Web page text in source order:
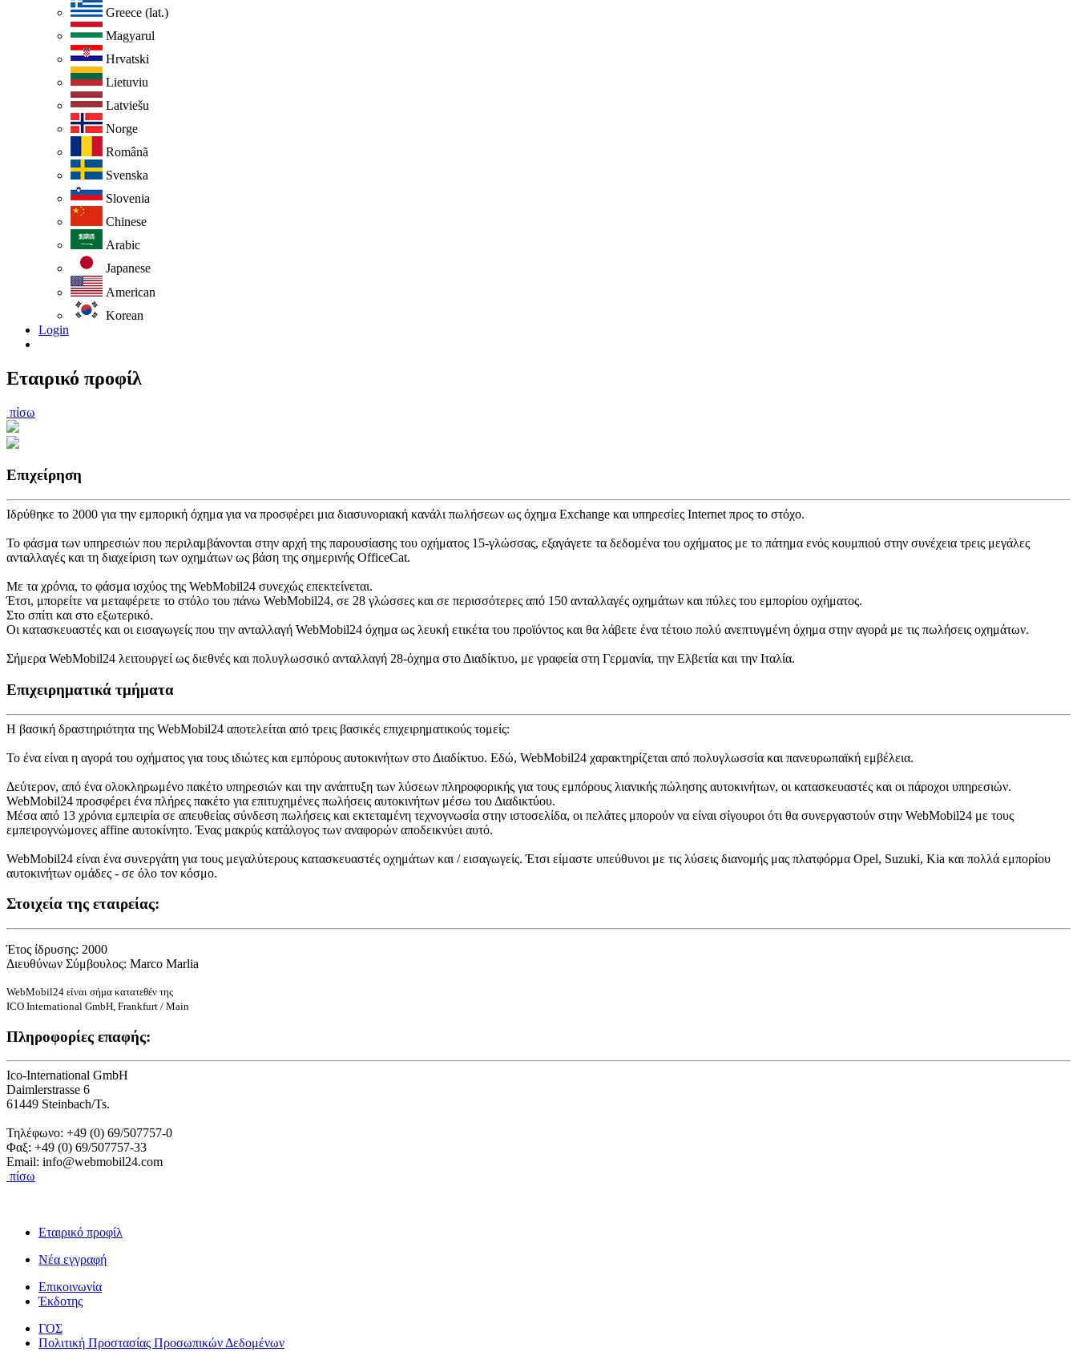
Greece (lat.)
Magyarul
Hrvatski
Lietuviu
Latviešu
Norge
Românã
Svenska
Slovenia
Chinese
Arabic
Japanese
American
Korean
Login
Εταιρικό προφίλ
πίσω
Επιχείρηση
Ιδρύθηκε το 2000 για την εμπορική όχημα για να προσφέρει μια διασυνοριακή κανάλι πωλήσεων ως όχημα Exchange και υπηρεσίες Internet προς το στόχο.
Το φάσμα των υπηρεσιών που περιλαμβάνονται στην αρχή της παρουσίασης του οχήματος 15-γλώσσας, εξαγάγετε τα δεδομένα του οχήματος με το πάτημα ενός κουμπιού στην συνέχεια τρεις μεγάλες
ανταλλαγές και τη διαχείριση των οχημάτων ως βάση της σημερινής OfficeCat.
Με τα χρόνια, το φάσμα ισχύος της WebMobil24 συνεχώς επεκτείνεται.
Έτσι, μπορείτε να μεταφέρετε το στόλο του πάνω WebMobil24, σε 28 γλώσσες και σε περισσότερες από 150 ανταλλαγές οχημάτων και πύλες του εμπορίου οχήματος.
Στο σπίτι και στο εξωτερικό.
Οι κατασκευαστές και οι εισαγωγείς που την ανταλλαγή WebMobil24 όχημα ως λευκή ετικέτα του προϊόντος και θα λάβετε ένα τέτοιο πολύ ανεπτυγμένη όχημα στην αγορά με τις πωλήσεις οχημάτων.
Σήμερα WebMobil24 λειτουργεί ως διεθνές και πολυγλωσσικό ανταλλαγή 28-όχημα στο Διαδίκτυο, με γραφεία στη Γερμανία, την Ελβετία και την Ιταλία.
Επιχειρηματικά τμήματα
Η βασική δραστηριότητα της WebMobil24 αποτελείται από τρεις βασικές επιχειρηματικούς τομείς:
Το ένα είναι η αγορά του οχήματος για τους ιδιώτες και εμπόρους αυτοκινήτων στο Διαδίκτυο. Εδώ, WebMobil24 χαρακτηρίζεται από πολυγλωσσία και πανευρωπαϊκή εμβέλεια.
Δεύτερον, από ένα ολοκληρωμένο πακέτο υπηρεσιών και την ανάπτυξη των λύσεων πληροφορικής για τους εμπόρους λιανικής πώλησης αυτοκινήτων, οι κατασκευαστές και οι πάροχοι υπηρεσιών.
WebMobil24 προσφέρει ένα πλήρες πακέτο για επιτυχημένες πωλήσεις αυτοκινήτων μέσω του Διαδικτύου.
Μέσα από 13 χρόνια εμπειρία σε απευθείας σύνδεση πωλήσεις και εκτεταμένη τεχνογνωσία στην ιστοσελίδα, οι πελάτες μπορούν να είναι σίγουροι ότι θα συνεργαστούν στην WebMobil24 με τους
εμπειρογνώμονες affine αυτοκίνητο. Ένας μακρύς κατάλογος των αναφορών αποδεικνύει αυτό.
WebMobil24 είναι ένα συνεργάτη για τους μεγαλύτερους κατασκευαστές οχημάτων και / εισαγωγείς. Έτσι είμαστε υπεύθυνοι με τις λύσεις διανομής μας πλατφόρμα Opel, Suzuki, Kia και πολλά εμπορίου
αυτοκινήτων ομάδες - σε όλο τον κόσμο.
Στοιχεία της εταιρείας:
Έτος ίδρυσης: 2000
Διευθύνων Σύμβουλος: Marco Marlia
WebMobil24 είναι σήμα κατατεθέν της
ICO International GmbH, Frankfurt / Main
Πληροφορίες επαφής:
Ico-International GmbH
Daimlerstrasse 6
61449 Steinbach/Ts.
Τηλέφωνο: +49 (0) 69/507757-0
Φαξ: +49 (0) 69/507757-33
Email: info@webmobil24.com
πίσω
Εταιρικό προφίλ
Νέα εγγραφή
Επικοινωνία
Έκδοτης
ΓΟΣ
Πολιτική Προστασίας Προσωπικών Δεδομένων